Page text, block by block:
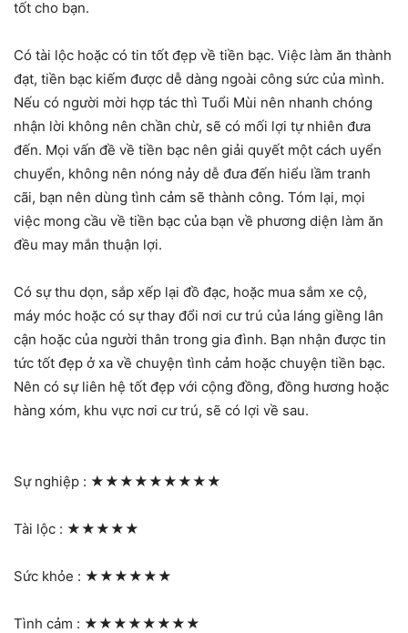
tốt cho bạn.
Có tài lộc hoặc có tin tốt đẹp về tiền bạc. Việc làm ăn thành
đạt, tiền bạc kiếm được dễ dàng ngoài công sức của mình.
Nếu có người mời hợp tác thì Tuổi Mùi nên nhanh chóng
nhận lời không nên chần chừ, sẽ có mối lợi tự nhiên đưa
đến. Mọi vấn đề về tiền bạc nên giải quyết một cách uyển
chuyển, không nên nóng nảy dễ đưa đến hiểu lầm tranh
cãi, bạn nên dùng tình cảm sẽ thành công. Tóm lại, mọi
việc mong cầu về tiền bạc của bạn về phương diện làm ăn
đều may mắn thuận lợi.
Có sự thu dọn, sắp xếp lại đồ đạc, hoặc mua sắm xe cộ,
máy móc hoặc có sự thay đổi nơi cư trú của láng giềng lân
cận hoặc của người thân trong gia đình. Bạn nhận được tin
tức tốt đẹp ở xa về chuyện tình cảm hoặc chuyện tiền bạc.
Nên có sự liên hệ tốt đẹp với cộng đồng, đồng hương hoặc
hàng xóm, khu vực nơi cư trú, sẽ có lợi về sau.
Sự nghiệp : ★★★★★★★★★
Tài lộc : ★★★★★
Sức khỏe : ★★★★★★
Tình cảm : ★★★★★★★★